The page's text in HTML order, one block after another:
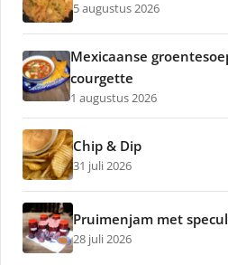
5 augustus 2026
Mexicaanse
courgette
1 augustus 2026
Chip & Dip
31 juli 2026
Pruimenjam met
28 juli 2026